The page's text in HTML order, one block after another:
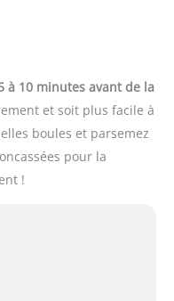
à 10 minutes avant de la
et soit plus facile à
boules et parsemez
pour la
!